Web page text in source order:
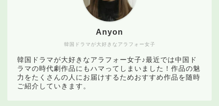
韓国ドラマが大好きなアラフォー女子
Anyon
韓国ドラマが大好きなアラフォー女子♪最近では中国ド
ラマの時代劇作品にもハマってしまいました！作品の魅
力をたくさんの人にお届けするためおすすめ作品を随時
ご紹介していきます。